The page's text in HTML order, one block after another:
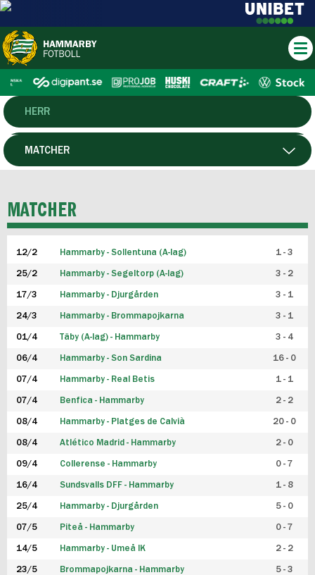
HERR
DAM
P19
F19
FUTSAL HERR
FUTSAL DAM
MATCHER
MATCHER
12/2 Hammarby - Sollentuna (A-lag) 1 - 3
25/2 Hammarby - Segeltorp (A-lag) 3 - 2
17/3 Hammarby - Djurgården 3 - 1
24/3 Hammarby - Brommapojkarna 3 - 1
01/4 Täby (A-lag) - Hammarby 3 - 4
06/4 Hammarby - Son Sardina 16 - 0
07/4 Hammarby - Real Betis 1 - 1
07/4 Benfica - Hammarby 2 - 2
08/4 Hammarby - Platges de Calvià 20 - 0
08/4 Atlético Madrid - Hammarby 2 - 0
09/4 Collerense - Hammarby 0 - 7
16/4 Sundsvalls DFF - Hammarby 1 - 8
25/4 Hammarby - Djurgården 5 - 0
07/5 Piteå - Hammarby 0 - 7
14/5 Hammarby - Umeå IK 2 - 2
23/5 Brommapojkarna - Hammarby 5 - 3